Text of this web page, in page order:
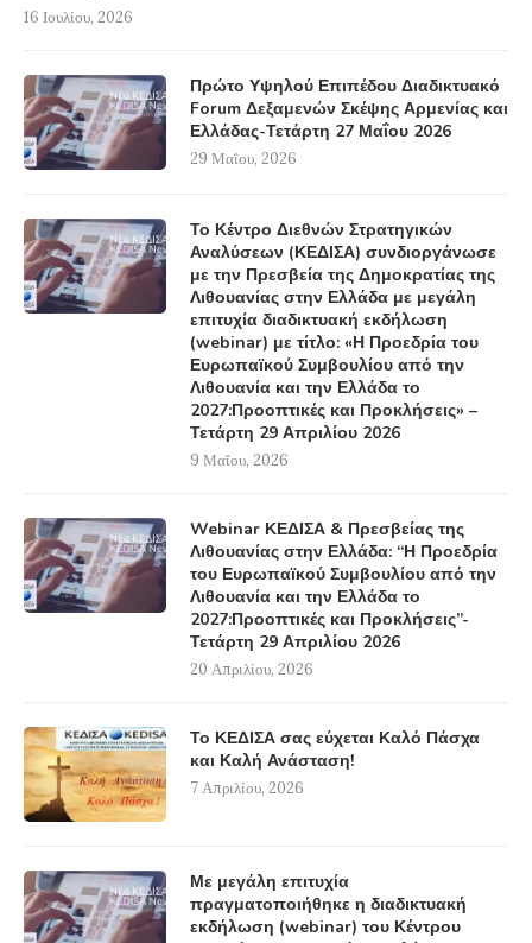
16 Ιουλίου, 2026
Πρώτο Υψηλού Επιπέδου Διαδικτυακό
Forum Δεξαμενών Σκέψης Αρμενίας και
Ελλάδας-Τετάρτη 27 Μαΐου 2026
29 Μαΐου, 2026
Το Κέντρο Διεθνών Στρατηγικών
Αναλύσεων (ΚΕΔΙΣΑ) συνδιοργάνωσε
με την Πρεσβεία της Δημοκρατίας της
Λιθουανίας στην Ελλάδα με μεγάλη
επιτυχία διαδικτυακή εκδήλωση
(webinar) με τίτλο: «Η Προεδρία του
Ευρωπαϊκού Συμβουλίου από την
Λιθουανία και την Ελλάδα το
2027:Προοπτικές και Προκλήσεις» –
Τετάρτη 29 Απριλίου 2026
9 Μαΐου, 2026
Webinar ΚΕΔΙΣΑ & Πρεσβείας της
Λιθουανίας στην Ελλάδα: “Η Προεδρία
του Ευρωπαϊκού Συμβουλίου από την
Λιθουανία και την Ελλάδα το
2027:Προοπτικές και Προκλήσεις”-
Τετάρτη 29 Απριλίου 2026
20 Απριλίου, 2026
Το ΚΕΔΙΣΑ σας εύχεται Καλό Πάσχα
και Καλή Ανάσταση!
7 Απριλίου, 2026
Με μεγάλη επιτυχία
πραγματοποιήθηκε η διαδικτυακή
εκδήλωση (webinar) του Κέντρου